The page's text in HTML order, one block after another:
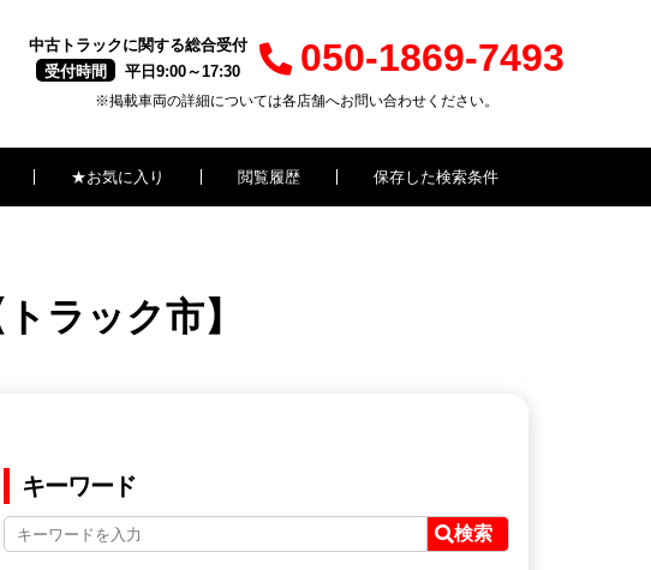
中古トラックに関する総合受付
受付時間
平日9:00～17:30 050-1869-7493
※掲載車両の詳細については各店舗へお問い合わせください。
★お気に入り 閲覧履歴 保存した検索条件
ラック市】
キーワード
検索